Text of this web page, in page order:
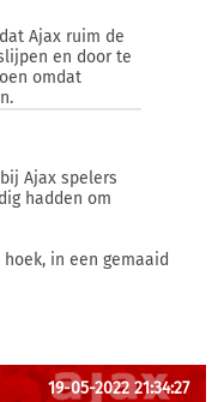
Ajax ruim de
en door te
omdat
Ajax spelers
hadden om
in een gemaaid
19-05-2022 21:34:27